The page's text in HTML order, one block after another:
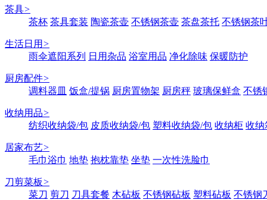
茶具>
茶杯 茶具套装 陶瓷茶壶 不锈钢茶壶 茶盘茶托 不锈钢茶
生活日用 >
雨伞遮阳系列
日用杂品 浴室用品 净化除味 保暖防护
厨房配件>
调料器皿 饭盒/提锅 厨房置物架 厨房秤 玻璃保鲜盒 不锈
收纳用品>
纺织收纳袋/包 皮质收纳袋/包 塑料收纳袋/包 收纳柜 收纳
居家布艺>
毛巾浴巾 地垫 抱枕靠垫 坐垫 一次性洗脸巾
刀剪菜板>
菜刀 剪刀 刀具套餐 木砧板 不锈钢砧板 塑料砧板 不锈钢